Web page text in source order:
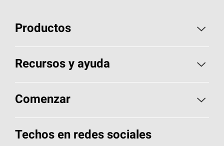
Productos
Elija sus tejas
Encuentre un contratista
Componentes para techos
Recursos y ayuda
Aspectos básicos sobre techos
Herramientas de diseño y color
Comenzar
Llame al 1-800-GET-PINK®
Techos en redes sociales